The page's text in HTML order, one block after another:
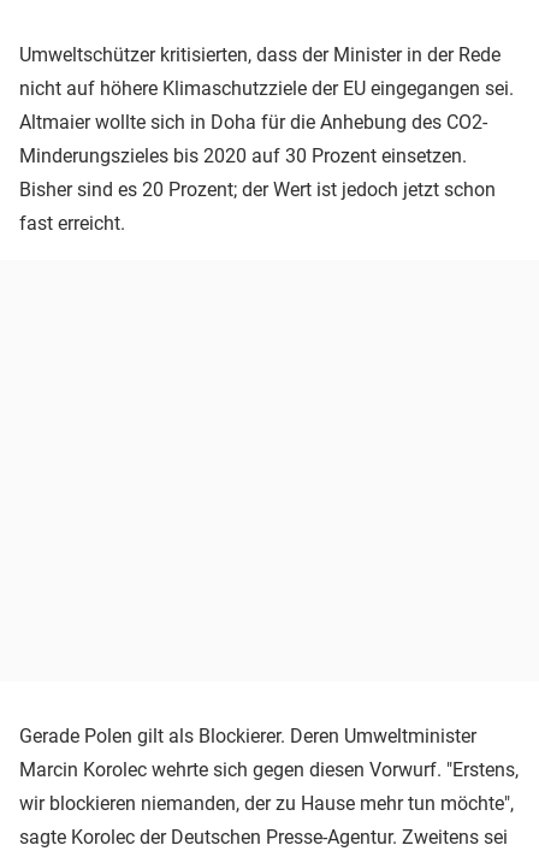
Umweltschützer kritisierten, dass der Minister in der Rede
nicht auf höhere Klimaschutzziele der EU eingegangen sei.
Altmaier wollte sich in Doha für die Anhebung des CO2-
Minderungszieles bis 2020 auf 30 Prozent einsetzen.
Bisher sind es 20 Prozent; der Wert ist jedoch jetzt schon
fast erreicht.
Gerade Polen gilt als Blockierer. Deren Umweltminister
Marcin Korolec wehrte sich gegen diesen Vorwurf. "Erstens,
wir blockieren niemanden, der zu Hause mehr tun möchte",
sagte Korolec der Deutschen Presse-Agentur. Zweitens sei